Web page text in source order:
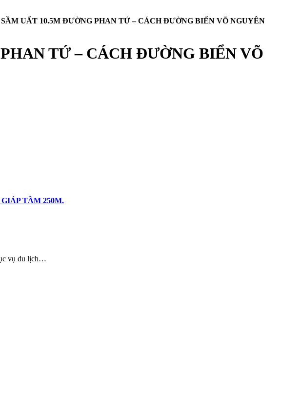
UẤT 10.5M ĐƯỜNG PHAN TỨ – CÁCH ĐƯỜNG BIỂN VÕ NGUYÊN
TỨ – CÁCH ĐƯỜNG BIỂN VÕ
TẦM 250M.
vụ du lịch…